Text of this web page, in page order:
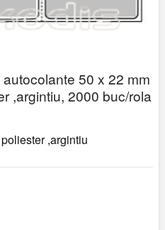
50 x 22 mm
,argintiu, 2000 buc/rola
,argintiu